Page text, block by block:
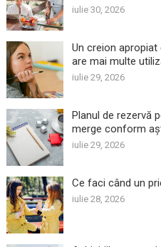
iulie 30, 2026
Un creion
are mai multe
iulie 29, 2026
Planul de rezervă
merge conform
iulie 29, 2026
Ce faci când un
iulie 28, 2026